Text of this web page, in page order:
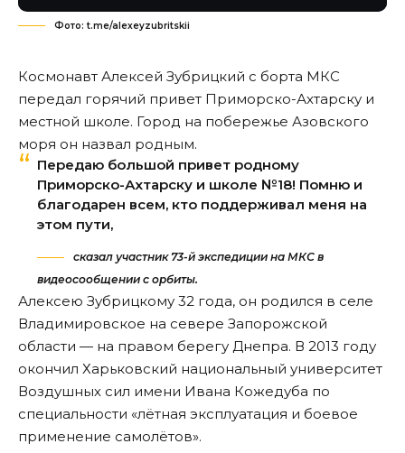
Фото: t.me/alexeyzubritskii
Космонавт Алексей Зубрицкий с борта МКС
передал горячий привет Приморско-Ахтарску и
местной школе. Город на побережье Азовского
моря он назвал родным.
Передаю большой привет родному
Приморско-Ахтарску и школе №18! Помню и
благодарен всем, кто поддерживал меня на
этом пути,
сказал участник 73-й экспедиции на МКС в
видеосообщении с орбиты.
Алексею Зубрицкому 32 года, он родился в селе
Владимировское на севере Запорожской
области — на правом берегу Днепра. В 2013 году
окончил Харьковский национальный университет
Воздушных сил имени Ивана Кожедуба по
специальности «лётная эксплуатация и боевое
применение самолётов».